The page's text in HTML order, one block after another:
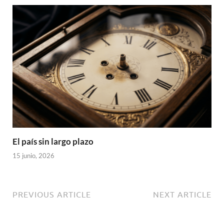
El país sin largo plazo
15 junio, 2026
PREVIOUS ARTICLE NEXT ARTICLE